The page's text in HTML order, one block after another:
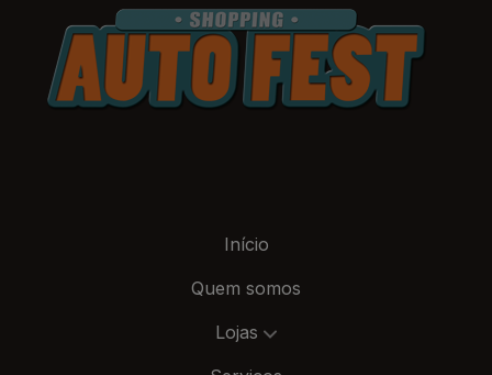
Início
Quem somos
Lojas